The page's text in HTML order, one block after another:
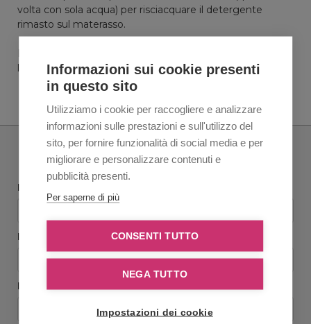
Informazioni sui cookie presenti
in questo sito
Utilizziamo i cookie per raccogliere e analizzare
informazioni sulle prestazioni e sull'utilizzo del
sito, per fornire funzionalità di social media e per
migliorare e personalizzare contenuti e
pubblicità presenti.
Per saperne di più
CONSENTI TUTTO
NEGA TUTTO
Impostazioni dei cookie
volta con sola acqua) per risciacquare il detergente
rimasto sul materasso.
lasciare asciugare il materasso.
Richiedi informazioni
Nome e Cognome
Ragione sociale
Email